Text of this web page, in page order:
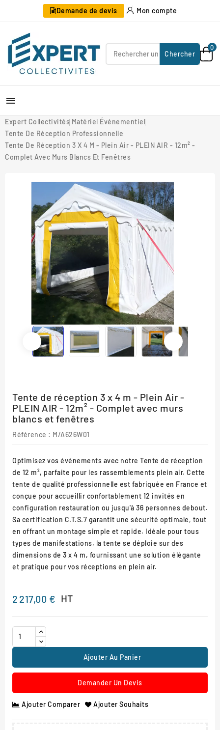
Demande de devis Mon compte
Chercher
0

Expert Collectivités Matériel Événementiel
Tente De Réception Professionnelle
Tente De Réception 3 X 4 M - Plein Air - PLEIN AIR - 12m² -
Complet Avec Murs Blancs Et Fenêtres
Tente de réception 3 x 4 m - Plein Air -
PLEIN AIR - 12m² - Complet avec murs
blancs et fenêtres
Référence : M/A626W01
Optimisez vos événements avec notre Tente de réception
de 12 m², parfaite pour les rassemblements plein air. Cette
tente de qualité professionnelle est fabriquée en France et
conçue pour accueillir confortablement 12 invités en
configuration restauration ou jusqu'à 36 personnes debout.
Sa certification C.T.S.7 garantit une sécurité optimale, tout
en offrant un montage simple et rapide. Idéale pour tous
types de manifestations, la tente se déploie sur des
dimensions de 3 x 4 m, fournissant une solution élégante
et pratique pour vos réceptions en plein air.
2 217,00 € HT
Ajouter Au Panier
Demander Un Devis
Ajouter Comparer Ajouter Souhaits